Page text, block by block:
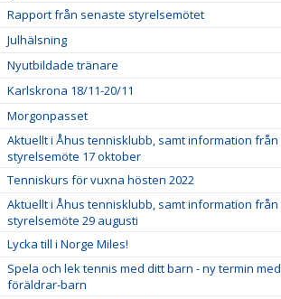
Rapport från senaste styrelsemötet
Julhälsning
Nyutbildade tränare
Karlskrona 18/11-20/11
Morgonpasset
Aktuellt i Åhus tennisklubb, samt information från
styrelsemöte 17 oktober
Tenniskurs för vuxna hösten 2022
Aktuellt i Åhus tennisklubb, samt information från
styrelsemöte 29 augusti
Lycka till i Norge Miles!
Spela och lek tennis med ditt barn - ny termin med
föräldrar-barn